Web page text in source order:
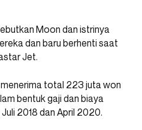
Moon dan istrinya
dan baru berhenti saat
Jet.
total 223 juta won
bentuk gaji dan biaya
2018 dan April 2020.